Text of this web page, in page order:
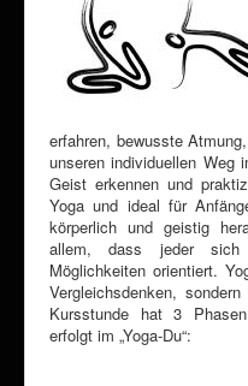
erfahren, bewusste
unseren individuellen Weg
Geist erkennen und
Yoga und ideal für
körperlich und geistig
allem, dass jeder
Möglichkeiten orientiert.
Vergleichsdenken,
Kursstunde hat 3
erfolgt im „Yoga-Du“: